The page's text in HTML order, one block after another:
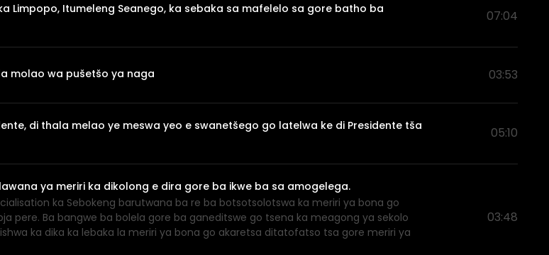
Limpopo, Itumeleng Seanego, ka sebaka sa mafelelo sa gore batho ba
07:04
molao wa pušetšo ya naga 03:53
di thala melao ye meswa yeo e swanetšego go latelwa ke di Presidente tša
05:10
ya meriri ka dikolong e dira gore ba ikwe ba sa amogelega.
ka Sebokeng barutwana ba re ba botsotsolotswa ka meriri ya bona go
pere. Ba bangwe ba bolela gore ba ganeditswe go tsena ka meagong ya sekolo
ka dika ka lebaka la meriri ya bona go akaretsa ditatofatso tsa gore meriri ya
03:48